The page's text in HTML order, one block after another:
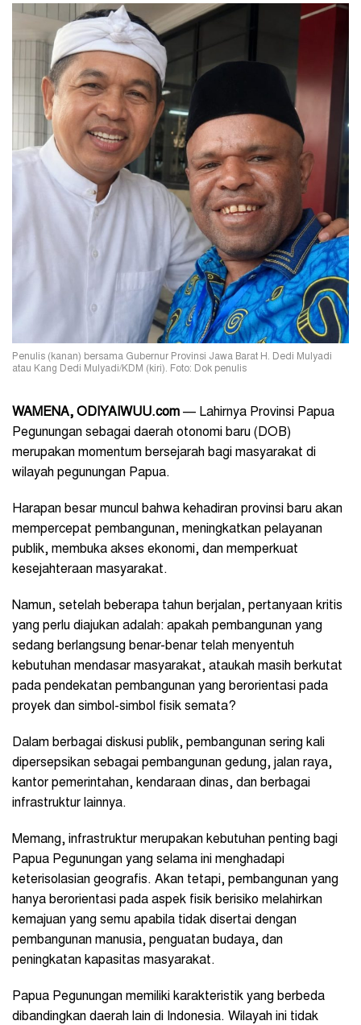
Penulis (kanan) bersama Gubernur Provinsi Jawa Barat H. Dedi Mulyadi
atau Kang Dedi Mulyadi/KDM (kiri). Foto: Dok penulis
WAMENA, ODIYAIWUU.com — Lahirnya Provinsi Papua
Pegunungan sebagai daerah otonomi baru (DOB)
merupakan momentum bersejarah bagi masyarakat di
wilayah pegunungan Papua.
Harapan besar muncul bahwa kehadiran provinsi baru akan
mempercepat pembangunan, meningkatkan pelayanan
publik, membuka akses ekonomi, dan memperkuat
kesejahteraan masyarakat.
Namun, setelah beberapa tahun berjalan, pertanyaan kritis
yang perlu diajukan adalah: apakah pembangunan yang
sedang berlangsung benar-benar telah menyentuh
kebutuhan mendasar masyarakat, ataukah masih berkutat
pada pendekatan pembangunan yang berorientasi pada
proyek dan simbol-simbol fisik semata?
Dalam berbagai diskusi publik, pembangunan sering kali
dipersepsikan sebagai pembangunan gedung, jalan raya,
kantor pemerintahan, kendaraan dinas, dan berbagai
infrastruktur lainnya.
Memang, infrastruktur merupakan kebutuhan penting bagi
Papua Pegunungan yang selama ini menghadapi
keterisolasian geografis. Akan tetapi, pembangunan yang
hanya berorientasi pada aspek fisik berisiko melahirkan
kemajuan yang semu apabila tidak disertai dengan
pembangunan manusia, penguatan budaya, dan
peningkatan kapasitas masyarakat.
Papua Pegunungan memiliki karakteristik yang berbeda
dibandingkan daerah lain di Indonesia. Wilayah ini tidak